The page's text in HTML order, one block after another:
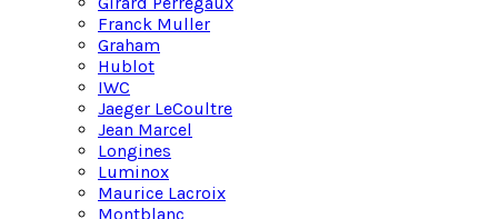
Franck Muller
Graham
Hublot
IWC
Jaeger LeCoultre
Jean Marcel
Longines
Luminox
Maurice Lacroix
Montblanc